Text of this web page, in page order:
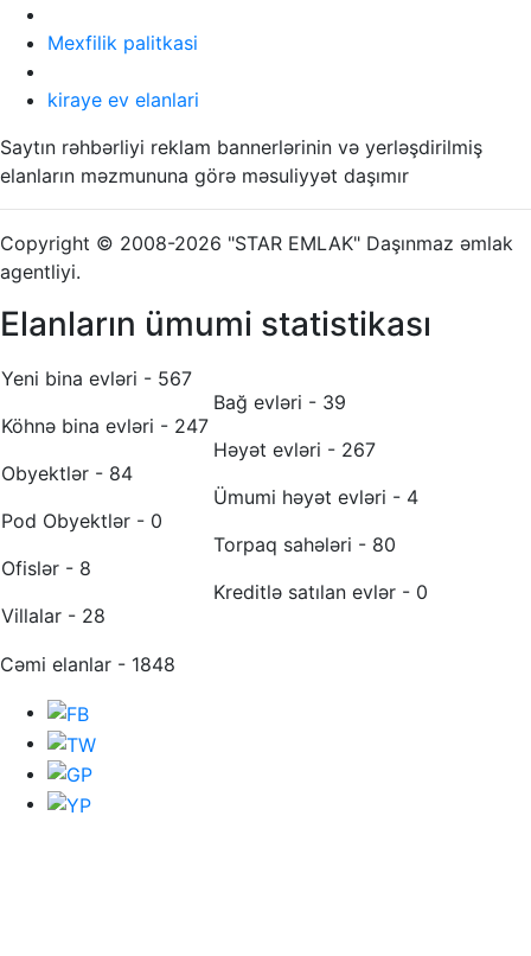
Mexfilik palitkasi
kiraye ev elanlari
Saytın rəhbərliyi reklam bannerlərinin və yerləşdirilmiş
elanların məzmununa görə məsuliyyət daşımır
Copyright © 2008-2026 "STAR EMLAK" Daşınmaz əmlak
agentliyi.
Elanların ümumi statistikası
Yeni bina evləri - 567
Köhnə bina evləri - 247
Obyektlər - 84
Pod Obyektlər - 0
Ofislər - 8
Villalar - 28
Bağ evləri - 39
Həyət evləri - 267
Ümumi həyət evləri - 4
Torpaq sahələri - 80
Kreditlə satılan evlər - 0
Cəmi elanlar - 1848